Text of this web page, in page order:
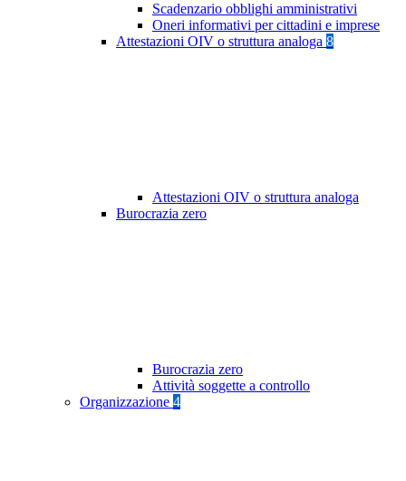
Scadenzario obblighi amministrativi
Oneri informativi per cittadini e imprese
Attestazioni OIV o struttura analoga 8
Attestazioni OIV o struttura analoga
Burocrazia zero
Burocrazia zero
Attività soggette a controllo
Organizzazione 4